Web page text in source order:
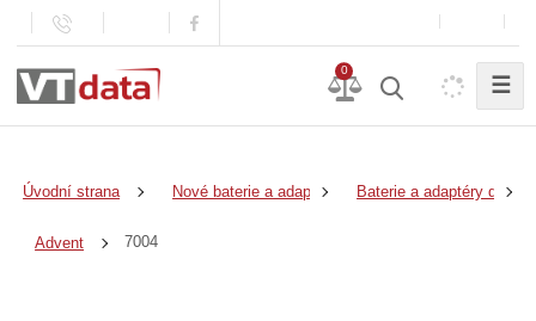
0
☰
Úvodní strana Nové baterie a adaptéry Baterie a adaptéry do
Advent 7004